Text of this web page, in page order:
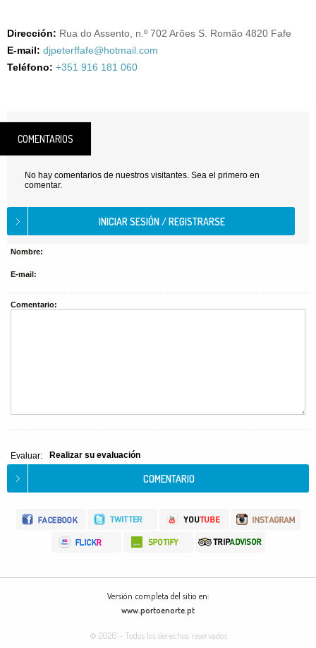
Dirección: Rua do Assento, n.º 702 Arões S. Romão 4820 Fafe
E-mail: djpeterffafe@hotmail.com
Teléfono: +351 916 181 060
COMENTARIOS
No hay comentarios de nuestros visitantes. Sea el primero en
comentar.
Nombre:
E-mail:
Comentario:
Evaluar: Realizar su evaluación
Versión completa del sitio en:
www.portoenorte.pt
© 2026 - Todos los derechos reservados